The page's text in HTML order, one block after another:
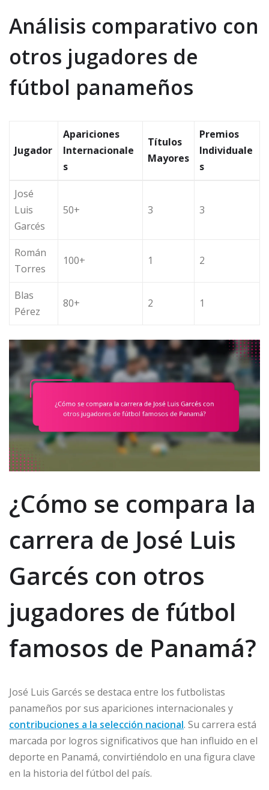
Análisis comparativo con
otros jugadores de
fútbol panameños
Jugador
Apariciones
Internacionale
s
Títulos
Mayores
Premios
Individuale
s
José
Luis
Garcés
50+ 3 3
Román
Torres
100+ 1 2
Blas
Pérez
80+ 2 1
¿Cómo se compara la
carrera de José Luis
Garcés con otros
jugadores de fútbol
famosos de Panamá?
José Luis Garcés se destaca entre los futbolistas
panameños por sus apariciones internacionales y
contribuciones a la selección nacional. Su carrera está
marcada por logros significativos que han influido en el
deporte en Panamá, convirtiéndolo en una figura clave
en la historia del fútbol del país.